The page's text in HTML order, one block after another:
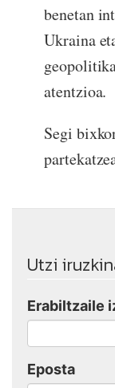
benetan
Ukraina
atentzioa.
Segi
Utzi
Erabiltzaile
Eposta